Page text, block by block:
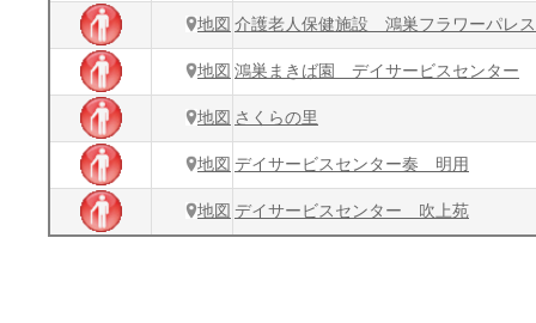
地図 介護老人保健施設 鴻巣フラワーパレス
地図 鴻巣まきば園 デイサービスセンター
地図 さくらの里
地図 デイサービスセンター奏 明用
地図 デイサービスセンター 吹上苑